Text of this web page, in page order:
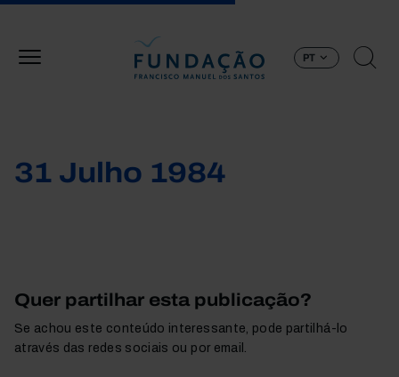
PT
31 Julho 1984
Quer partilhar esta publicação?
Se achou este conteúdo interessante, pode partilhá-lo
através das redes sociais ou por email.